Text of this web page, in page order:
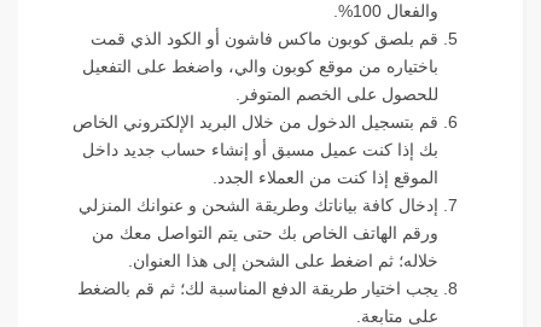
والفعال 100%.
قم بلصق كوبون ماكس فاشون أو الكود الذي قمت
باختياره من موقع كوبون والي، واضغط على التفعيل
للحصول على الخصم المتوفر.
قم بتسجيل الدخول من خلال البريد الإلكتروني الخاص
بك إذا كنت عميل مسبق أو إنشاء حساب جديد داخل
الموقع إذا كنت من العملاء الجدد.
إدخال كافة بياناتك وطريقة الشحن و عنوانك المنزلي
ورقم الهاتف الخاص بك حتى يتم التواصل معك من
خلاله؛ ثم اضغط على الشحن إلى هذا العنوان.
يجب اختيار طريقة الدفع المناسبة لك؛ ثم قم بالضغط
على متابعة.